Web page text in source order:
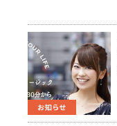
お知らせ